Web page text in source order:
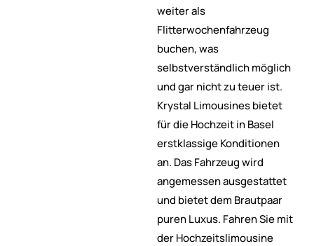
weiter als
Flitterwochenfahrzeug
buchen, was
selbstverständlich möglich
und gar nicht zu teuer ist.
Krystal Limousines bietet
für die Hochzeit in Basel
erstklassige Konditionen
an. Das Fahrzeug wird
angemessen ausgestattet
und bietet dem Brautpaar
puren Luxus. Fahren Sie mit
der Hochzeitslimousine